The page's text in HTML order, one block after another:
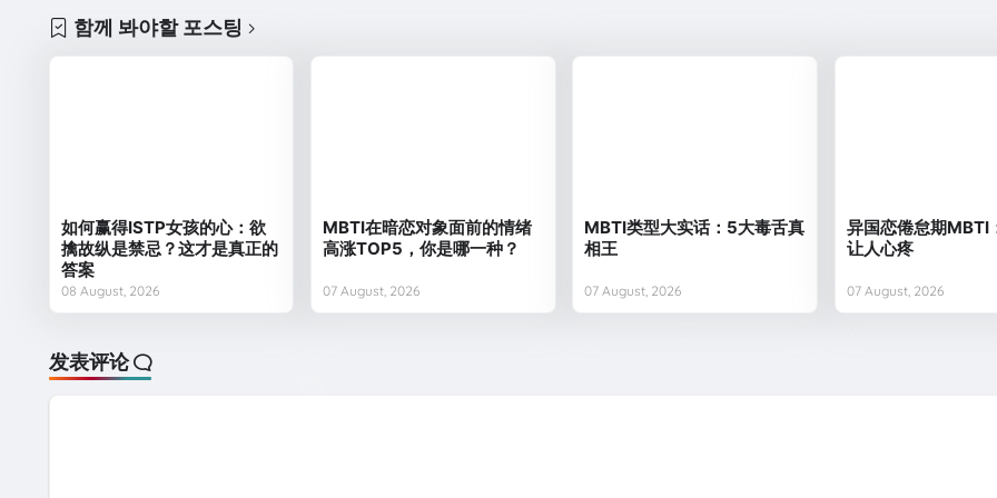
함께 봐야할 포스팅
如何赢得ISTP女孩的心：欲
擒故纵是禁忌？这才是真正的
答案
08 August, 2026
MBTI在暗恋对象面前的情绪
高涨TOP5，你是哪一种？
07 August, 2026
MBTI类型大实话：5大毒舌真
相王
07 August, 2026
异国恋倦怠期MBTI
让人心疼
07 August, 2026
发表评论